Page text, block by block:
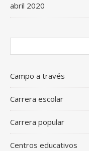
abril 2020
Campo a través
Carrera escolar
Carrera popular
Centros educativos